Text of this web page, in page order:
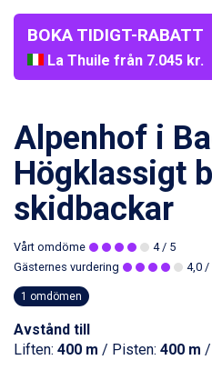
BOKA TIDIGT-RABATT
La Thuile från 7.045 kr.
Cervinia från 8.245 kr.
Sölden från 12.995 kr.
Bad Hofgastein från
Passo Tonale från 5.895
Champoluc från 5.945
Sestriere från 6.945 kr.
Fieberbrunn från 9.645
Ischgl från 11.295 kr.
Wagrain från 7.095 kr.
St. Anton från 11.245 kr.
Zell am See från 6.295
Canazei från 7.195 kr.
Livigno från 5.595 kr.
Alpenhof i
Högklassigt
skidbackar
Vårt omdöme 4/ 5
Gästernes vurdering
4,0 /
1 omdömen
Avstånd till
Liften: 400 m / Pisten: 400 m /